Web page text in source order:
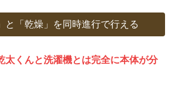
と「乾燥」を同時進行で行える
太くんと洗濯機とは完全に本体が分